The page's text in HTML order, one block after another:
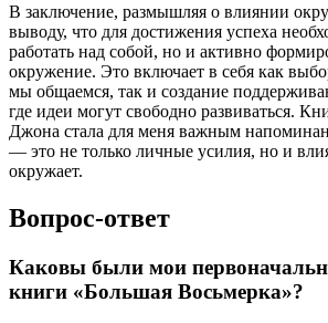
В заключение, размышляя о влиянии
выводу, что для достижения успеха
работать над собой, но и активно
окружение. Это включает в себя как
мы общаемся, так и создание
где идеи могут свободно развиваться.
Джона стала для меня важным
— это не только личные усилия, но и
окружает.
Вопрос-ответ
Каковы были мои
книги «Большая Восьмерка»?